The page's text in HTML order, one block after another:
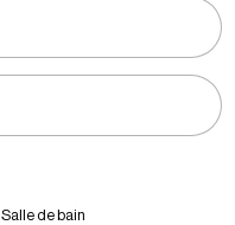
Salle de bain